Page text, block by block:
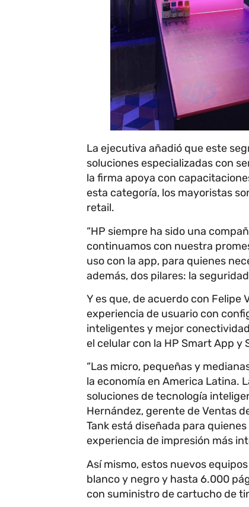
La ejecutiva añadió que este
soluciones especializadas con
la firma apoya con
esta categoría, los mayoristas
retail.
“HP siempre ha sido una
continuamos con nuestra
uso con la app, para quienes
además, dos pilares: la
Y es que, de acuerdo con Felipe
experiencia de usuario con
inteligentes y mejor
el celular con la HP Smart App y
“Las micro, pequeñas y
la economía en America Latina.
soluciones de tecnología
Hernández, gerente de Ventas
Tank está diseñada para
experiencia de impresión más
Así mismo, estos nuevos
blanco y negro y hasta 6.000
con suministro de cartucho de